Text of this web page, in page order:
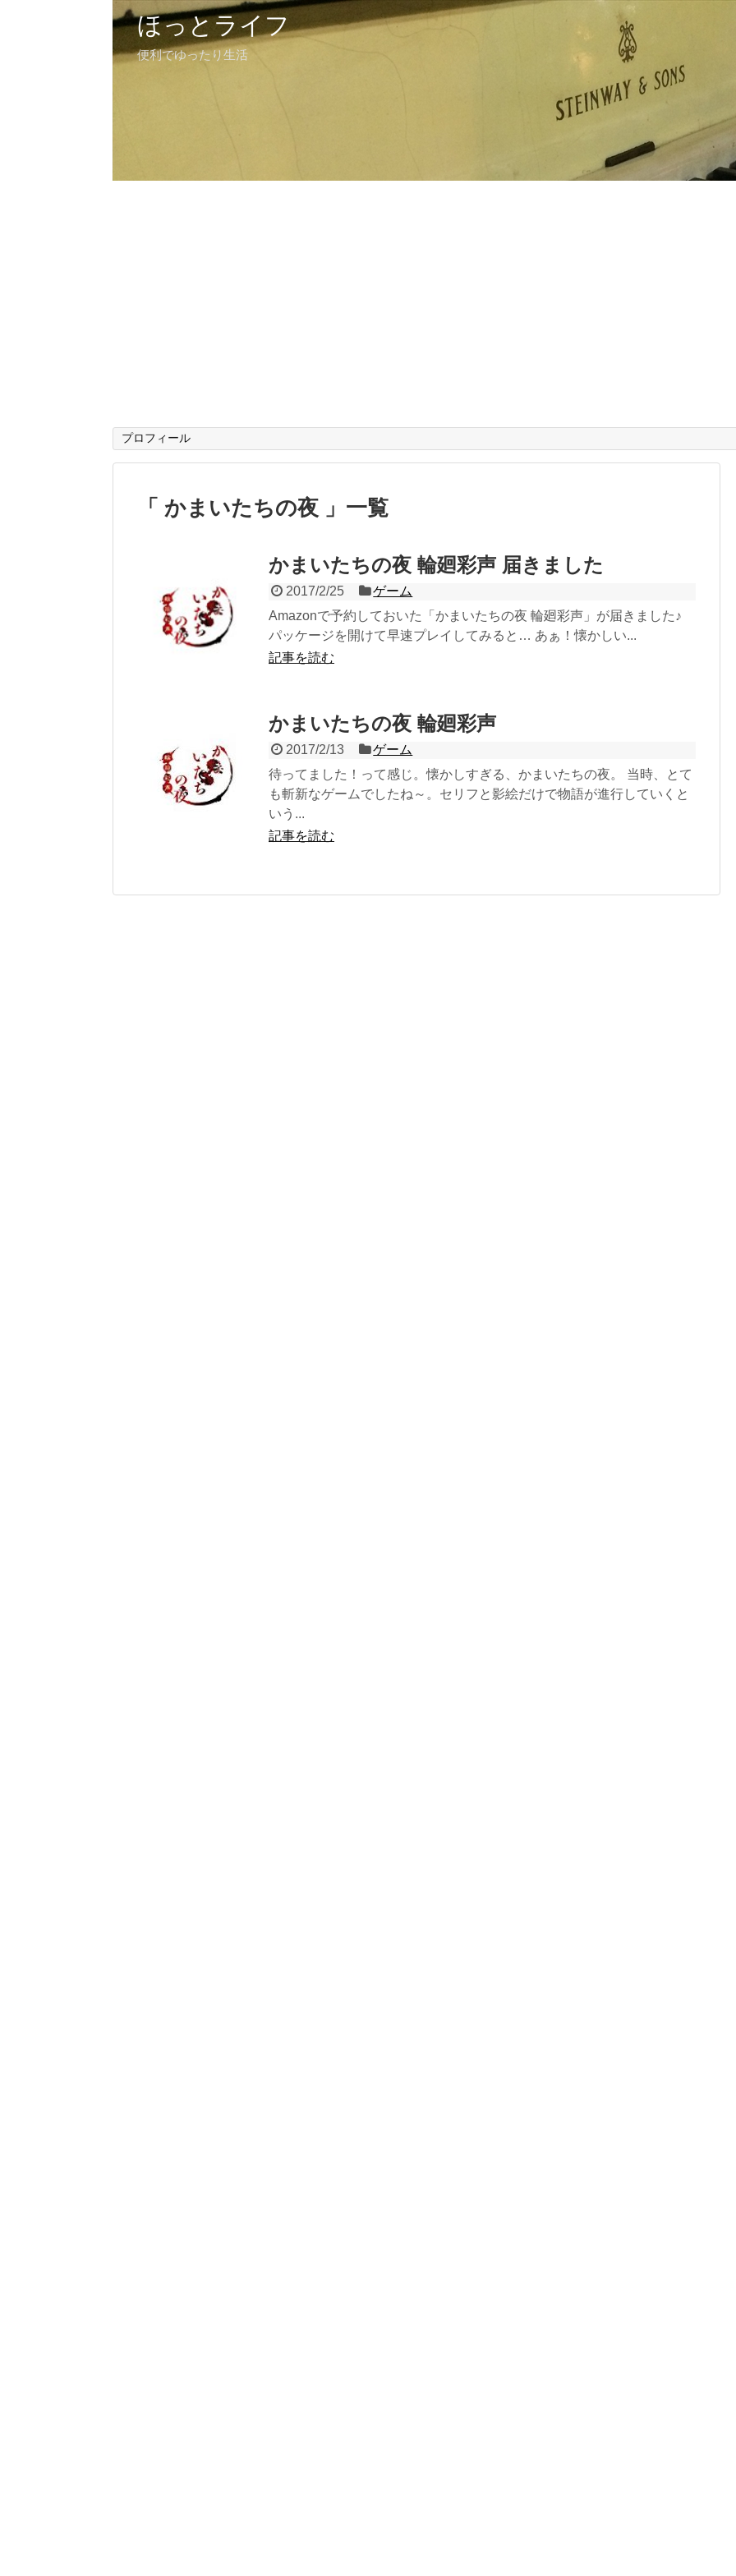
ほっとライフ
便利でゆったり生活
プロフィール
「 かまいたちの夜 」一覧
かまいたちの夜 輪廻彩声 届きました
2017/2/25
ゲーム
Amazonで予約しておいた「かまいたちの夜 輪廻彩声」が届きました♪
パッケージを開けて早速プレイしてみると… あぁ！懐かしい...
記事を読む
かまいたちの夜 輪廻彩声
2017/2/13
ゲーム
待ってました！って感じ。懐かしすぎる、かまいたちの夜。 当時、とて
も斬新なゲームでしたね～。セリフと影絵だけで物語が進行していくと
いう...
記事を読む